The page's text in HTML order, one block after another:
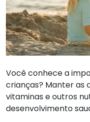
Você conhece a
crianças? Manter as
vitaminas e outros
desenvolvimento